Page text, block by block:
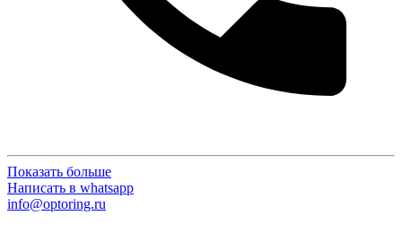
Показать больше
Написать в whatsapp
info@optoring.ru